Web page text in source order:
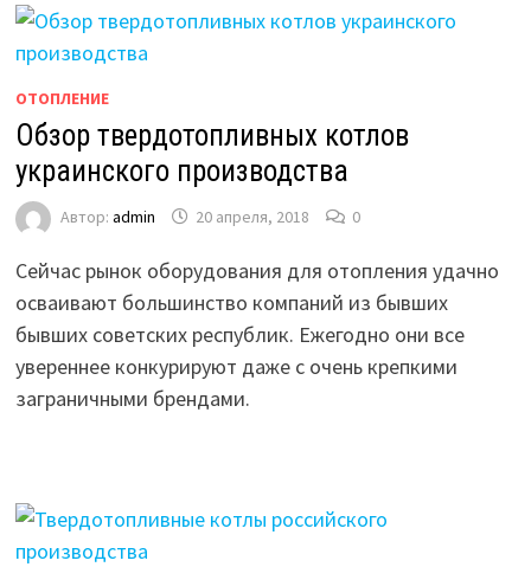
ОТОПЛЕНИЕ
Обзор твердотопливных котлов
украинского производства
Автор: admin 20 апреля, 2018 0
Сейчас рынок оборудования для отопления удачно
осваивают большинство компаний из бывших
бывших советских республик. Ежегодно они все
увереннее конкурируют даже с очень крепкими
заграничными брендами.